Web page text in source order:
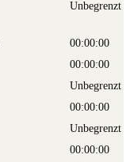
Unbegrenzt
00:00:00
00:00:00
Unbegrenzt
00:00:00
Unbegrenzt
00:00:00